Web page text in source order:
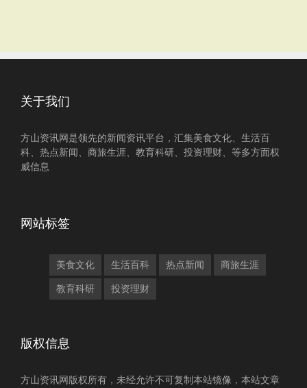
关于我们
方山资讯网是领先的新闻资讯平台，汇集美食文化、生活百
科、热点新闻、商旅生涯、教育科研、投资理财、等多方面权
威信息
网站标签
美食文化 生活百科 热点新闻 商旅生涯
教育科研 投资理财
版权信息
方山资讯网版权所有，未经允许不可复制本站镜像，本站文章